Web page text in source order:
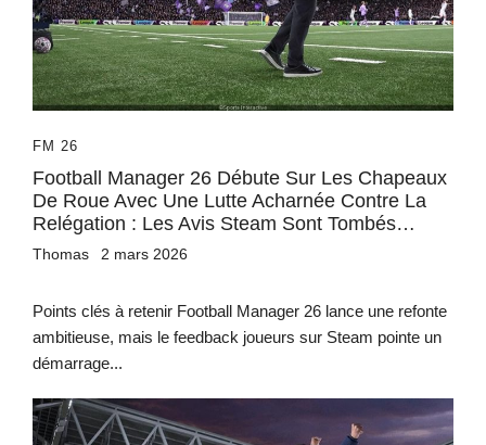
FM 26
Football Manager 26 Débute Sur Les Chapeaux
De Roue Avec Une Lutte Acharnée Contre La
Relégation : Les Avis Steam Sont Tombés…
Thomas 2 mars 2026
Points clés à retenir Football Manager 26 lance une refonte
ambitieuse, mais le feedback joueurs sur Steam pointe un
démarrage...